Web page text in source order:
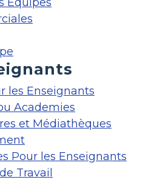
les Enseignants
Academies
et Médiathèques
Pour les Enseignants
Travail